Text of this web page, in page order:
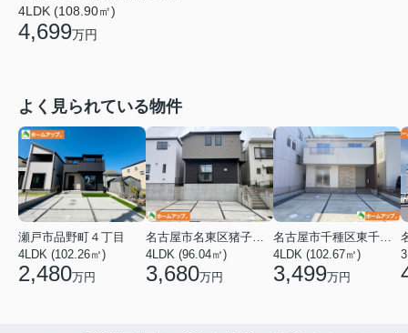
4LDK (108.90㎡)
4,699万円
よく見られている物件
瀬戸市品野町４丁目
4LDK (102.26㎡)
2,480万円
4LDK (96.04㎡)
3,680万円
4LDK (102.67㎡)
3,499万円